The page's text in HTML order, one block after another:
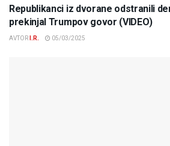
Republikanci iz dvorane odstranili
prekinjal Trumpov govor (VIDEO)
AVTOR I.R. 05/03/2025